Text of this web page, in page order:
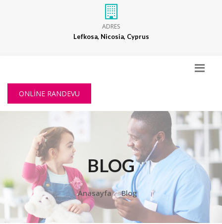
ADRES
Lefkosa, Nicosia, Cyprus
ONLİNE RANDEVU
BLOG
Anasayfa Blog